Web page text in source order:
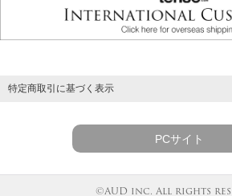
特定商取引に基づく表示
PCサイト
©AUD inc. All rights